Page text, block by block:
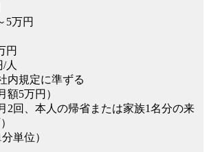
5万円
円
/人
内規定に準ずる
額5万円）
2回、本人の帰省または家族1名分の来
単位）